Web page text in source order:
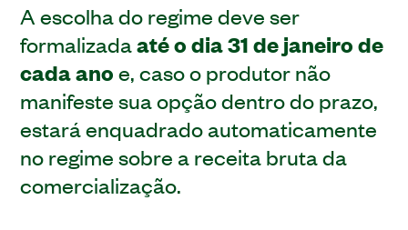
A escolha do regime deve ser
formalizadaaté o dia 31 de janeiro de
cada anoe, caso o produtor não
manifeste sua opção dentro do prazo,
estará enquadrado automaticamente
no regime sobre a receita bruta da
comercialização.